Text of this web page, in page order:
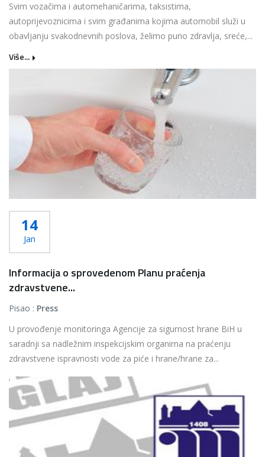
Svim vozačima i automehaničarima, taksistima,
autoprijevoznicima i svim građanima kojima automobil služi u
obavljanju svakodnevnih poslova, želimo puno zdravlja, sreće,...
Više...
14
Jan
Informacija o sprovedenom Planu praćenja
zdravstvene...
Pisao : Press
U provođenje monitoringa Agencije za sigurnost hrane BiH u
saradnji sa nadležnim inspekcijskim organima na praćenju
zdravstvene ispravnosti vode za piće i hrane/hrane za...
Više...